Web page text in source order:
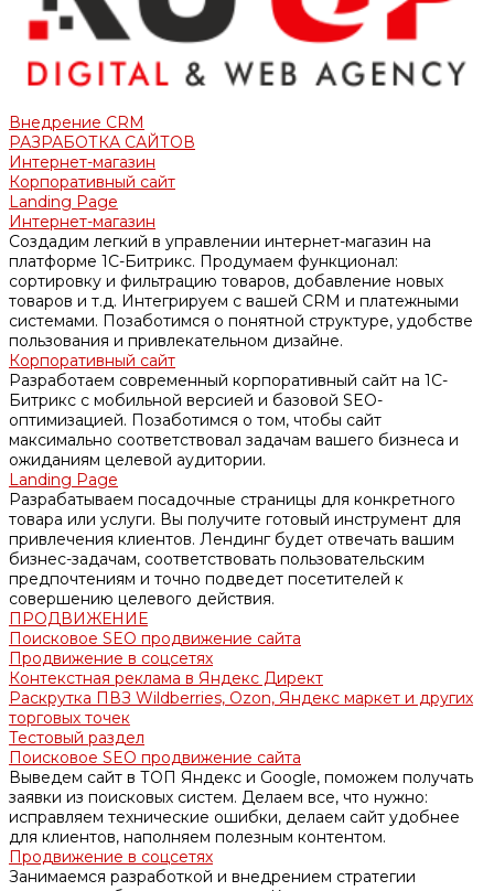
Внедрение CRM
РАЗРАБОТКА САЙТОВ
Интернет-магазин
Корпоративный сайт
Landing Page
Интернет-магазин
Создадим легкий в управлении интернет-магазин на
платформе 1С-Битрикс. Продумаем функционал:
сортировку и фильтрацию товаров, добавление новых
товаров и т.д. Интегрируем с вашей CRM и платежными
системами. Позаботимся о понятной структуре, удобстве
пользования и привлекательном дизайне.
Корпоративный сайт
Разработаем современный корпоративный сайт на 1С-
Битрикс с мобильной версией и базовой SEO-
оптимизацией. Позаботимся о том, чтобы сайт
максимально соответствовал задачам вашего бизнеса и
ожиданиям целевой аудитории.
Landing Page
Разрабатываем посадочные страницы для конкретного
товара или услуги. Вы получите готовый инструмент для
привлечения клиентов. Лендинг будет отвечать вашим
бизнес-задачам, соответствовать пользовательским
предпочтениям и точно подведет посетителей к
совершению целевого действия.
ПРОДВИЖЕНИЕ
Поисковое SEO продвижение сайта
Продвижение в соцсетях
Контекстная реклама в Яндекс Директ
Раскрутка ПВЗ Wildberries, Ozon, Яндекс маркет и других
торговых точек
Тестовый раздел
Поисковое SEO продвижение сайта
Выведем сайт в ТОП Яндекс и Google, поможем получать
заявки из поисковых систем. Делаем все, что нужно:
исправляем технические ошибки, делаем сайт удобнее
для клиентов, наполняем полезным контентом.
Продвижение в соцсетях
Занимаемся разработкой и внедрением стратегии